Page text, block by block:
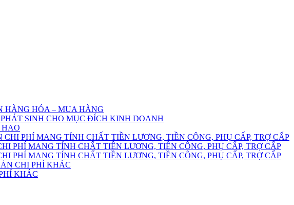
HÀNG HÓA – MUA HÀNG
SINH CHO MỤC ĐÍCH KINH DOANH
PHÍ MANG TÍNH CHẤT TIỀN LƯƠNG, TIỀN CÔNG, PHỤ CẤP, TRỢ CẤP
PHÍ MANG TÍNH CHẤT TIỀN LƯƠNG, TIỀN CÔNG, PHỤ CẤP, TRỢ CẤP
PHÍ MANG TÍNH CHẤT TIỀN LƯƠNG, TIỀN CÔNG, PHỤ CẤP, TRỢ CẤP
CHI PHÍ KHÁC
KHÁC